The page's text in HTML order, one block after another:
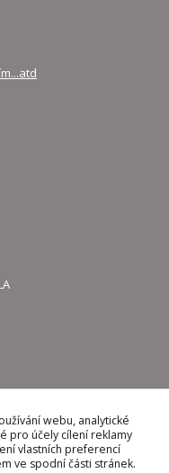
webu, analytické
pro účely cílení reklamy
vlastních preferencí
ve spodní části stránek.